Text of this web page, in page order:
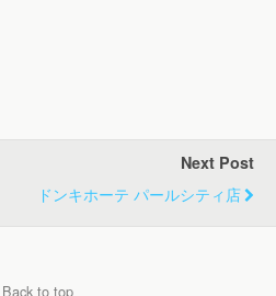
Next Post
ドンキホーテ パールシティ店
Back to top